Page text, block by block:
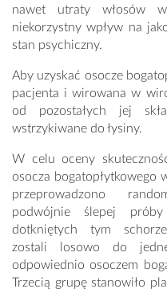
nawet utraty włosów
niekorzystny wpływ na
stan psychiczny.
Aby uzyskać osocze
pacjenta i wirowana w
od pozostałych jej
wstrzykiwane do łysiny.
W celu oceny
osocza bogatopłytkowego
przeprowadzono
podwójnie ślepej
dotkniętych tym
zostali losowo do
odpowiednio osoczem
Trzecią grupę stanowiło